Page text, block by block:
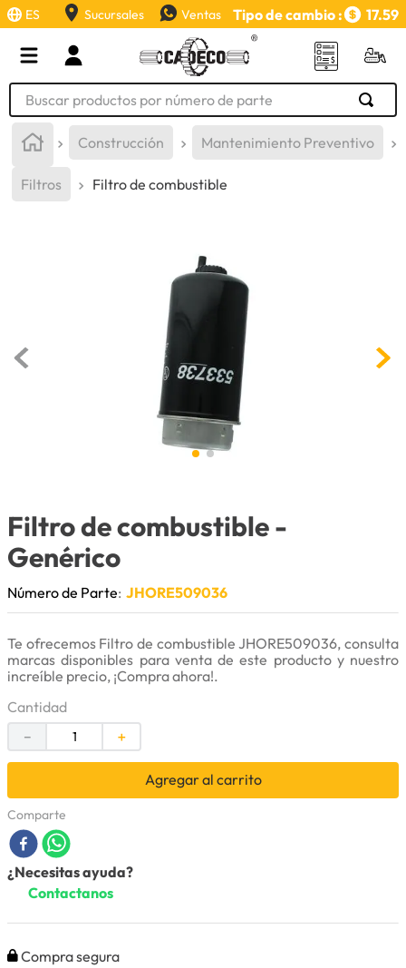
ES Sucursales Ventas Tipo de cambio : 17.59
Buscar productos por número de parte
Construcción Mantenimiento Preventivo
Filtros Filtro de combustible
Filtro de combustible-
Genérico
Número de Parte: JHORE509036
Te ofrecemos Filtro de combustible JHORE509036, consulta
marcas disponibles para venta de este producto y nuestro
increíble precio, ¡Compra ahora!.
Cantidad
＋
－
Agregar al carrito
Comparte
¿Necesitas ayuda?
Contactanos
Compra segura
TÉRMINOS MÁS BUSCADOS
.
aceite
herramienta
anticongelante